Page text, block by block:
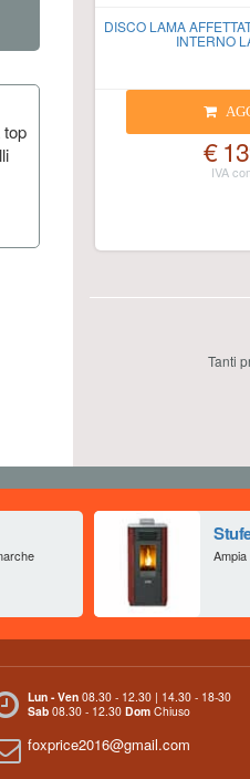
top
DISCO LAMA
INTERNO
€
Tanti
Lun - Ven 08.30 - 12.30 | 14.30 - 18-30
Sab 08.30 - 12.30 Dom Chiuso
foxprice2016@gmail.com